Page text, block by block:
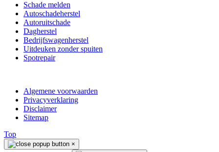
Schade melden
Autoschadeherstel
Autoruitschade
Dagherstel
Bedrijfswagenherstel
Uitdeuken zonder spuiten
Spotrepair
Algemene voorwaarden
Privacyverklaring
Disclaimer
Sitemap
Top
×